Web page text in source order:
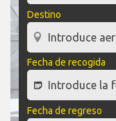
Destino
Fecha de recogida
Fecha de regreso